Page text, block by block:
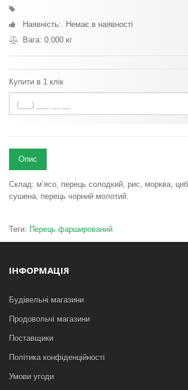
Наявність: Немає в наявності
Вага: 0.000 кг
Купити в 1 клік
Опис
Склад: м’ясо, перець солодкий, рис, морква,
сушена, перець чорний молотий.
Теги: Перець фарширований
ІНФОРМАЦІЯ
Будівельні магазини
Продовольчі магазини
Поставщики
Політика конфіденційності
Умови угоди